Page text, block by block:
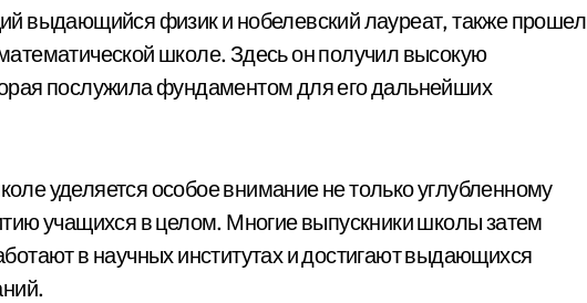
выдающийся физик и нобелевский лауреат, также прошел
школе. Здесь он получил высокую
послужила фундаментом для его дальнейших
уделяется особое внимание не только углубленному
учащихся в целом. Многие выпускники школы затем
в научных институтах и достигают выдающихся